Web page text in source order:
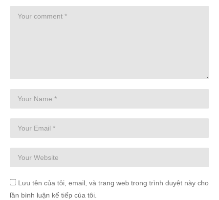
Lưu tên của tôi, email, và trang web trong trình duyệt này cho
lần bình luận kế tiếp của tôi.